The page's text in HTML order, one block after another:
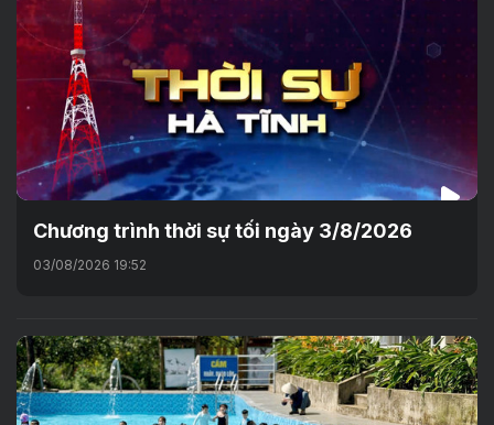
Chương trình thời sự tối ngày 3/8/2026
03/08/2026 19:52